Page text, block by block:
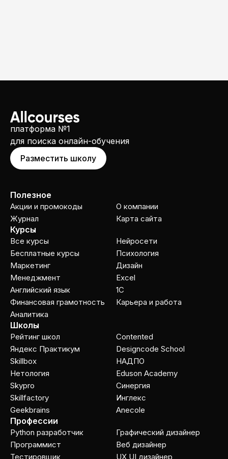
платформа №1
для поиска онлайн-обучения
Разместить школу
Полезное
Акции и промокоды
Журнал
О компании
Карта сайта
Курсы
Все курсы
Бесплатные курсы
Маркетинг
Менеджмент
Английский язык
Финансовая грамотность
Аналитика
Нейросети
Психология
Дизайн
Excel
1C
Карьера и работа
Школы
Рейтинг школ
Яндекс Практикум
Skillbox
Нетология
Skypro
Skillfactory
Geekbrains
Contented
Designcode School
НАДПО
Eduson Academy
Cинергия
Инглекс
Anecole
Профессии
Python разработчик
Программист
Тестировщик
Графический дизайнер
Веб дизайнер
UX UI дизайнер